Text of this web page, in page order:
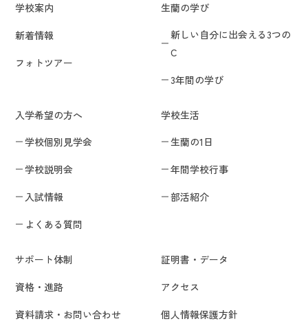
学校案内
新着情報
フォトツアー
生蘭の学び
新しい自分に出会える3つの
C
3年間の学び
入学希望の方へ
学校個別見学会
学校説明会
入試情報
よくある質問
学校生活
生蘭の1日
年間学校行事
部活紹介
サポート体制
資格・進路
資料請求・お問い合わせ
証明書・データ
アクセス
個人情報保護方針